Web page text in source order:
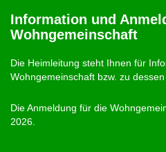
Information und
Wohngemeinschaft
Die Heimleitung steht Ihnen für
Wohngemeinschaft bzw. zu
Die Anmeldung für die
2026.